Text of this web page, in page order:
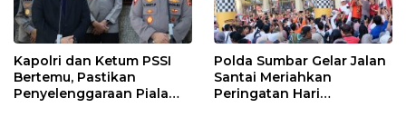
Kapolri dan Ketum PSSI
Bertemu, Pastikan
Penyelenggaraan Piala
Polda Sumbar Gelar Jalan
Santai Meriahkan
Peringatan Hari